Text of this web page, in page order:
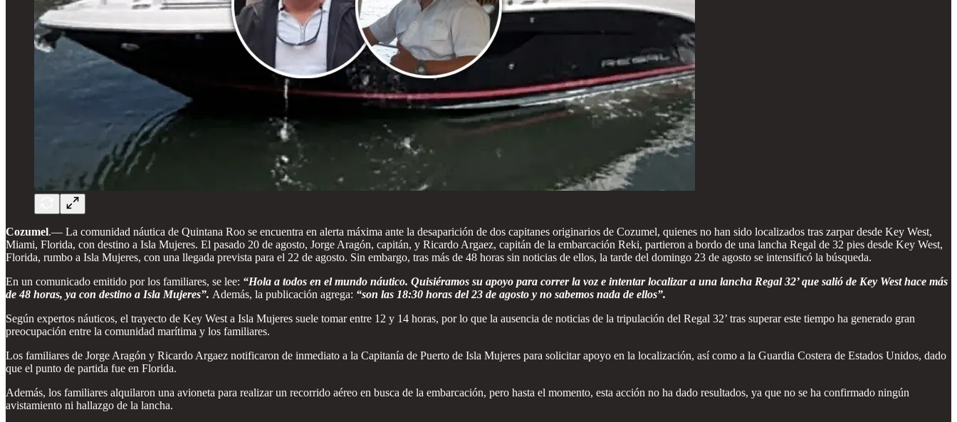
Cozumel.— La comunidad náutica de Quintana Roo se encuentra en alerta máxima ante la desaparición de dos capitanes originarios de Cozumel, quienes no han sido localizados tras zarpar desde Key West,
Miami, Florida, con destino a Isla Mujeres. El pasado 20 de agosto, Jorge Aragón, capitán, y Ricardo Argaez, capitán de la embarcación Reki, partieron a bordo de una lancha Regal de 32 pies desde Key West,
Florida, rumbo a Isla Mujeres, con una llegada prevista para el 22 de agosto. Sin embargo, tras más de 48 horas sin noticias de ellos, la tarde del domingo 23 de agosto se intensificó la búsqueda.
En un comunicado emitido por los familiares, se lee: “Hola a todos en el mundo náutico. Quisiéramos su apoyo para correr la voz e intentar localizar a una lancha Regal 32’ que salió de Key West hace más
de 48 horas, ya con destino a Isla Mujeres”. Además, la publicación agrega: “son las 18:30 horas del 23 de agosto y no sabemos nada de ellos”.
Según expertos náuticos, el trayecto de Key West a Isla Mujeres suele tomar entre 12 y 14 horas, por lo que la ausencia de noticias de la tripulación del Regal 32’ tras superar este tiempo ha generado gran
preocupación entre la comunidad marítima y los familiares.
Los familiares de Jorge Aragón y Ricardo Argaez notificaron de inmediato a la Capitanía de Puerto de Isla Mujeres para solicitar apoyo en la localización, así como a la Guardia Costera de Estados Unidos, dado
que el punto de partida fue en Florida.
Además, los familiares alquilaron una avioneta para realizar un recorrido aéreo en busca de la embarcación, pero hasta el momento, esta acción no ha dado resultados, ya que no se ha confirmado ningún
avistamiento ni hallazgo de la lancha.